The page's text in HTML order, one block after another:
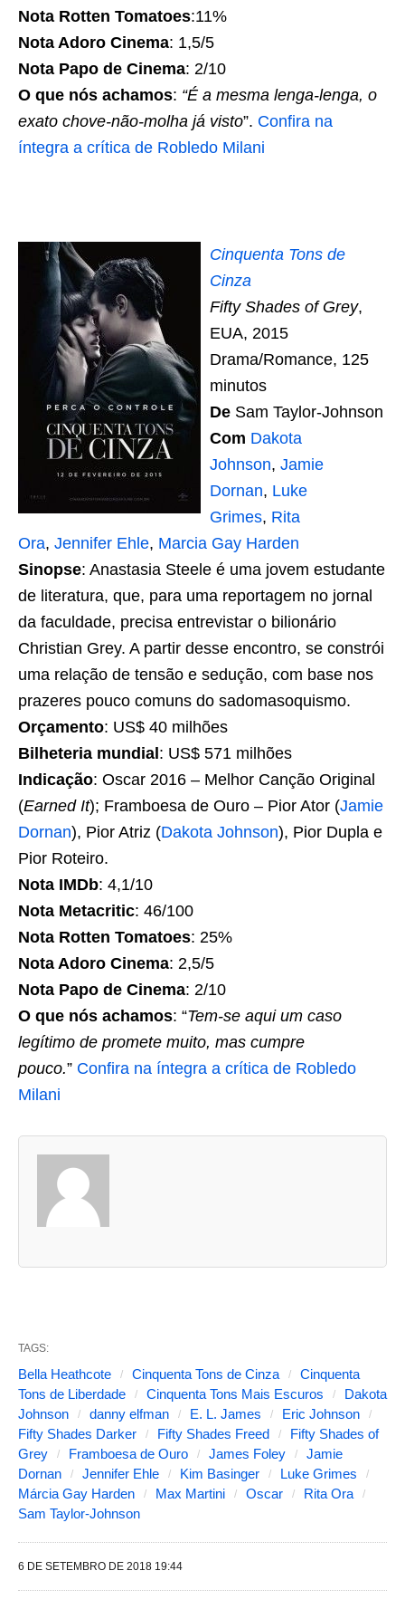
Nota Rotten Tomatoes:11%
Nota Adoro Cinema: 1,5/5
Nota Papo de Cinema: 2/10
O que nós achamos: “É a mesma lenga-lenga, o
exato chove-não-molha já visto”. Confira na
íntegra a crítica de Robledo Milani
Cinquenta Tons de
Cinza
Fifty Shades of Grey,
EUA, 2015
Drama/Romance, 125
minutos
De Sam Taylor-Johnson
Com Dakota
Johnson, Jamie
Dornan, Luke
Grimes, Rita
Ora, Jennifer Ehle, Marcia Gay Harden
Sinopse: Anastasia Steele é uma jovem estudante
de literatura, que, para uma reportagem no jornal
da faculdade, precisa entrevistar o bilionário
Christian Grey. A partir desse encontro, se constrói
uma relação de tensão e sedução, com base nos
prazeres pouco comuns do sadomasoquismo.
Orçamento: US$ 40 milhões
Bilheteria mundial: US$ 571 milhões
Indicação: Oscar 2016 – Melhor Canção Original
(Earned It); Framboesa de Ouro – Pior Ator (Jamie
Dornan), Pior Atriz (Dakota Johnson), Pior Dupla e
Pior Roteiro.
Nota IMDb: 4,1/10
Nota Metacritic: 46/100
Nota Rotten Tomatoes: 25%
Nota Adoro Cinema: 2,5/5
Nota Papo de Cinema: 2/10
O que nós achamos: “Tem-se aqui um caso
legítimo de promete muito, mas cumpre
pouco.” Confira na íntegra a crítica de Robledo
Milani
a
s
s
e
g
u
TAGS:
Bella Heathcote Cinquenta Tons de Cinza
Cinquenta
Tons de Liberdade
Cinquenta Tons Mais Escuros
Dakota
Johnson
danny elfman E. L. James
Eric Johnson
Fifty Shades Darker
Fifty Shades Freed
Fifty Shades of
Grey
Framboesa de Ouro James Foley
Jamie
Dornan
Jennifer Ehle Kim Basinger
Luke Grimes
Márcia Gay Harden
Max Martini Oscar
Rita Ora
Sam Taylor-Johnson
6 DE SETEMBRO DE 2018 19:44